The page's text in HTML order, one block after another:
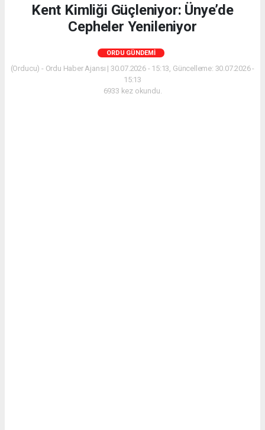
Kent Kimliği Güçleniyor: Ünye’de
Cepheler Yenileniyor
ORDU GÜNDEMI
(Orducu) - Ordu Haber Ajansı | 30.07.2026 - 15:13, Güncelleme: 30.07.2026 -
15:13
6933 kez okundu.